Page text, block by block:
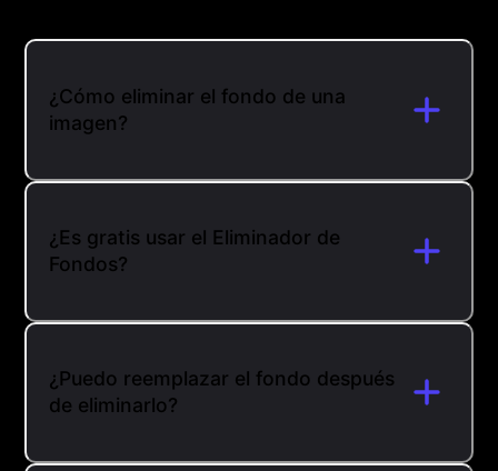
¿Cómo eliminar el fondo de una
imagen?
¿Es gratis usar el Eliminador de
Fondos?
¿Puedo reemplazar el fondo después
de eliminarlo?